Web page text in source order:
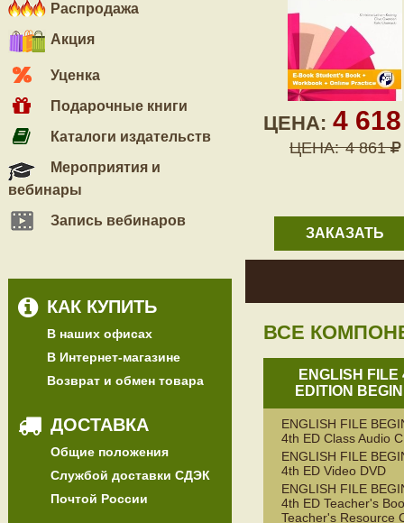
Распродажа
Акция
Уценка
Подарочные книги
Каталоги издательств
Мероприятия и
вебинары
Запись вебинаров
КАК КУПИТЬ
В наших офисах
В Интернет-магазине
Возврат и обмен товара
ДОСТАВКА
Общие положения
Службой доставки СДЭК
Почтой России
ЦЕНА: 4
ЦЕНА: 4 861
ЗАКАЗАТЬ
ВСЕ
ENGLISH FILE
EDITION
ENGLISH FILE
4th ED Class Audio
ENGLISH FILE
4th ED Video DVD
ENGLISH FILE
4th ED Teacher's
Teacher's Resource